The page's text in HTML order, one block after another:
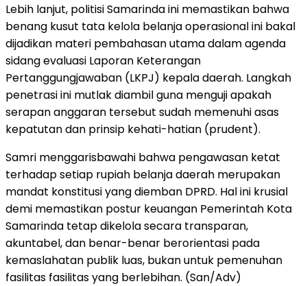
​Lebih lanjut, politisi Samarinda ini memastikan bahwa
benang kusut tata kelola belanja operasional ini bakal
dijadikan materi pembahasan utama dalam agenda
sidang evaluasi Laporan Keterangan
Pertanggungjawaban (LKPJ) kepala daerah. Langkah
penetrasi ini mutlak diambil guna menguji apakah
serapan anggaran tersebut sudah memenuhi asas
kepatutan dan prinsip kehati-hatian (prudent).
​Samri menggarisbawahi bahwa pengawasan ketat
terhadap setiap rupiah belanja daerah merupakan
mandat konstitusi yang diemban DPRD. Hal ini krusial
demi memastikan postur keuangan Pemerintah Kota
Samarinda tetap dikelola secara transparan,
akuntabel, dan benar-benar berorientasi pada
kemaslahatan publik luas, bukan untuk pemenuhan
fasilitas fasilitas yang berlebihan. (San/Adv)